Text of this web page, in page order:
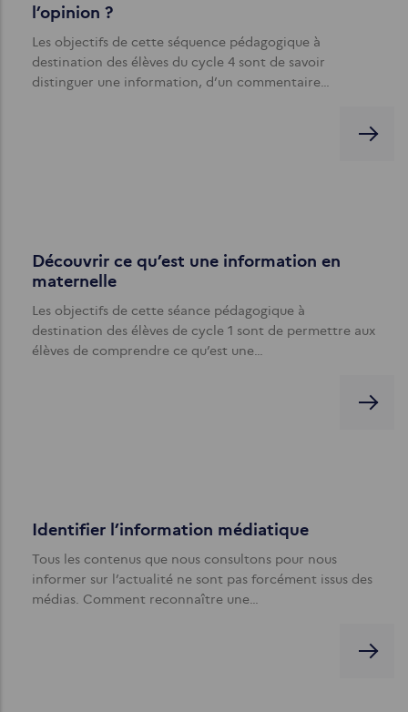
l’opinion ?
Les objectifs de cette séquence pédagogique à
destination des élèves du cycle 4 sont de savoir
distinguer une information, d’un commentaire…
Découvrir ce qu’est une information en
maternelle
Les objectifs de cette séance pédagogique à
destination des élèves de cycle 1 sont de permettre aux
élèves de comprendre ce qu’est une…
Identifier l’information médiatique
Tous les contenus que nous consultons pour nous
informer sur l’actualité ne sont pas forcément issus des
médias. Comment reconnaître une…